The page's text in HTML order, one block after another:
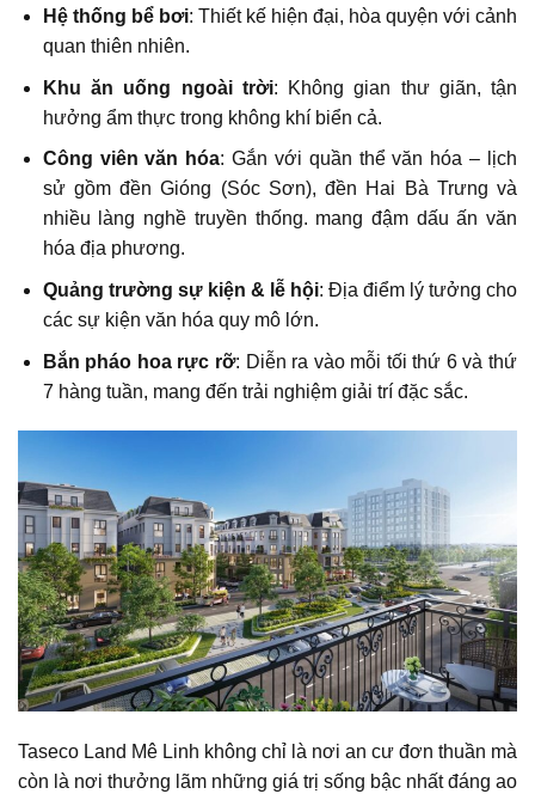
Hệ thống bể bơi: Thiết kế hiện đại, hòa quyện với cảnh
quan thiên nhiên.
Khu ăn uống ngoài trời: Không gian thư giãn, tận
hưởng ẩm thực trong không khí biển cả.
Công viên văn hóa: Gắn với quần thể văn hóa – lịch
sử gồm đền Gióng (Sóc Sơn), đền Hai Bà Trưng và
nhiều làng nghề truyền thống. mang đậm dấu ấn văn
hóa địa phương.
Quảng trường sự kiện & lễ hội: Địa điểm lý tưởng cho
các sự kiện văn hóa quy mô lớn.
Bắn pháo hoa rực rỡ: Diễn ra vào mỗi tối thứ 6 và thứ
7 hàng tuần, mang đến trải nghiệm giải trí đặc sắc.
Taseco Land Mê Linh không chỉ là nơi an cư đơn thuần mà
còn là nơi thưởng lãm những giá trị sống bậc nhất đáng ao